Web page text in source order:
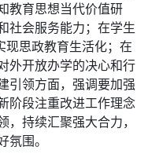
教育思想当代价值研
社会服务能力；在学生
现思政教育生活化；在
外开放办学的决心和行
引领方面，强调要加强
阶段注重改进工作理念
持续汇聚强大合力，
围。